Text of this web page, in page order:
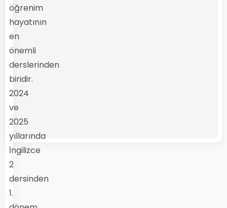
öğrenim
hayatının
en
önemli
derslerinden
biridir.
2024
ve
2025
yıllarında
İngilizce
2
dersinden
1.